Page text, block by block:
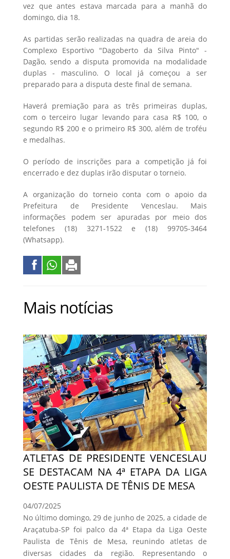
vez que antes estava marcada para a manhã do
domingo, dia 18.
As partidas serão realizadas na quadra de areia do
Complexo Esportivo "Dagoberto da Silva Pinto" -
Dagão, sendo a disputa promovida na modalidade
duplas - masculino. O local já começou a ser
preparado para a disputa deste final de semana.
Haverá premiação para as três primeiras duplas,
com o terceiro lugar levando para casa R$ 100, o
segundo R$ 200 e o primeiro R$ 300, além de troféu
e medalhas.
O período de inscrições para a competição já foi
encerrado e dez duplas irão disputar o torneio.
A organização do torneio conta com o apoio da
Prefeitura de Presidente Venceslau. Mais
informações podem ser apuradas por meio dos
telefones (18) 3271-1522 e (18) 99705-3464
(Whatsapp).
Mais notícias
ATLETAS DE PRESIDENTE VENCESLAU
SE DESTACAM NA 4ª ETAPA DA LIGA
OESTE PAULISTA DE TÊNIS DE MESA
04/07/2025
No último domingo, 29 de junho de 2025, a cidade de
Araçatuba-SP foi palco da 4ª Etapa da Liga Oeste
Paulista de Tênis de Mesa, reunindo atletas de
diversas cidades da região. Representando o